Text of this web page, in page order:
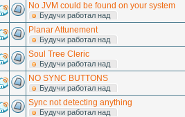
No JVM could be found on your system
Будучи работал над
Planar Attunement
Будучи работал над
Soul Tree Cleric
Будучи работал над
NO SYNC BUTTONS
Будучи работал над
Sync not detecting anything
Будучи работал над